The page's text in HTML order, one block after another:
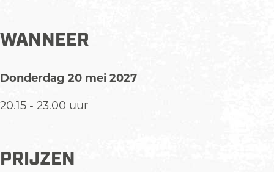
r
s
e
r
l
e
s
WANNEER
Donderdag 20 mei 2027
20.15 - 23.00 uur
PRIJZEN